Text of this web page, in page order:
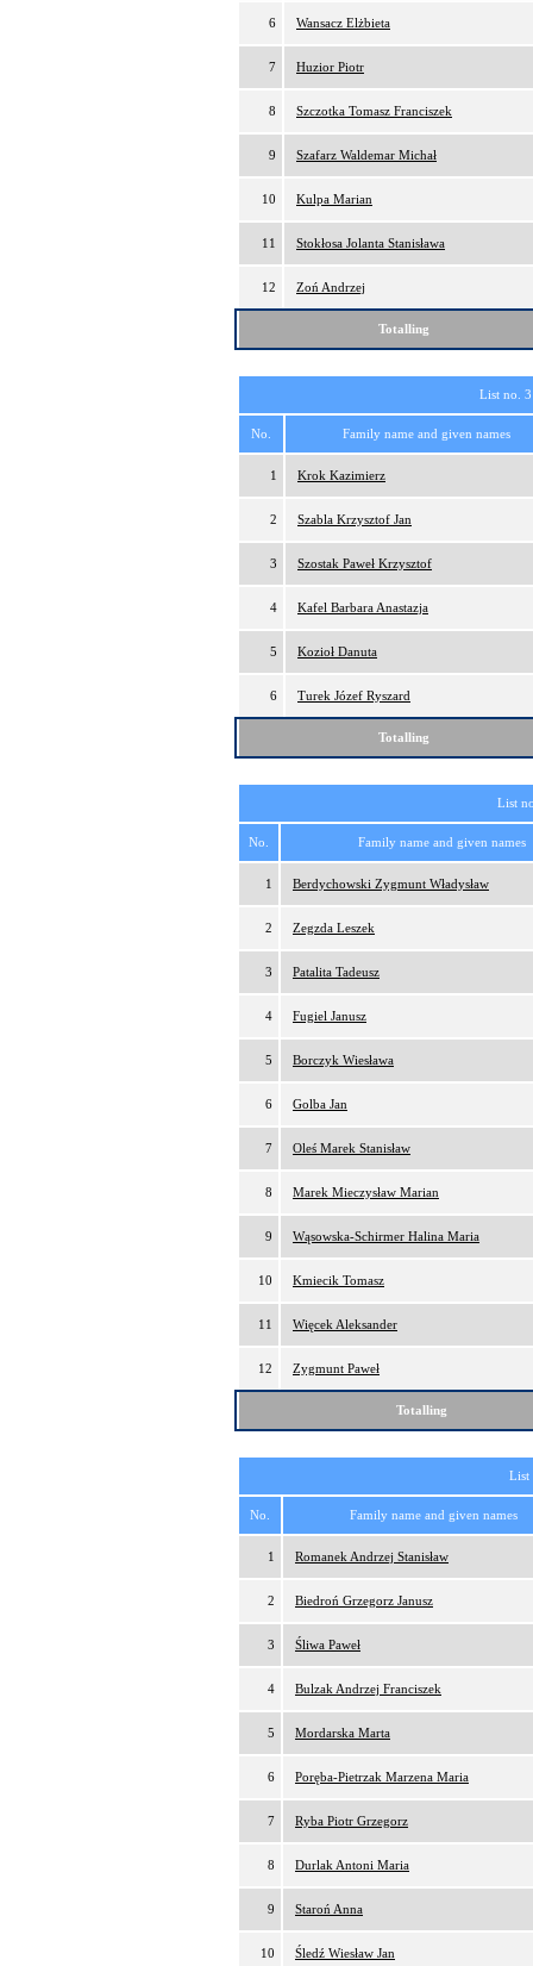
6 Wansacz Elżbieta
7 Huzior Piotr
8 Szczotka Tomasz Franciszek
9 Szafarz Waldemar Michał
10 Kulpa Marian
11 Stokłosa Jolanta Stanisława
12 Zoń Andrzej
Totalling
List no.
No. Family name and given names
1 Krok Kazimierz
2 Szabla Krzysztof Jan
3 Szostak Paweł Krzysztof
4 Kafel Barbara Anastazja
5 Kozioł Danuta
6 Turek Józef Ryszard
Totalling
List
No. Family name and given names
1 Berdychowski Zygmunt Władysław
2 Zegzda Leszek
3 Patalita Tadeusz
4 Fugiel Janusz
5 Borczyk Wiesława
6 Golba Jan
7 Oleś Marek Stanisław
8 Marek Mieczysław Marian
9 Wąsowska-Schirmer Halina Maria
10 Kmiecik Tomasz
11 Więcek Aleksander
12 Zygmunt Paweł
Totalling
List
No. Family name and given names
1 Romanek Andrzej Stanisław
2 Biedroń Grzegorz Janusz
3 Śliwa Paweł
4 Bulzak Andrzej Franciszek
5 Mordarska Marta
6 Poręba-Pietrzak Marzena Maria
7 Ryba Piotr Grzegorz
8 Durlak Antoni Maria
9 Staroń Anna
10 Śledź Wiesław Jan